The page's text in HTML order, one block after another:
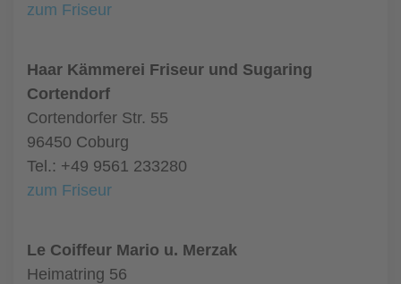
zum Friseur
Haar Kämmerei Friseur und Sugaring
Cortendorf
Cortendorfer Str. 55
96450 Coburg
Tel.: +49 9561 233280
zum Friseur
Le Coiffeur Mario u. Merzak
Heimatring 56